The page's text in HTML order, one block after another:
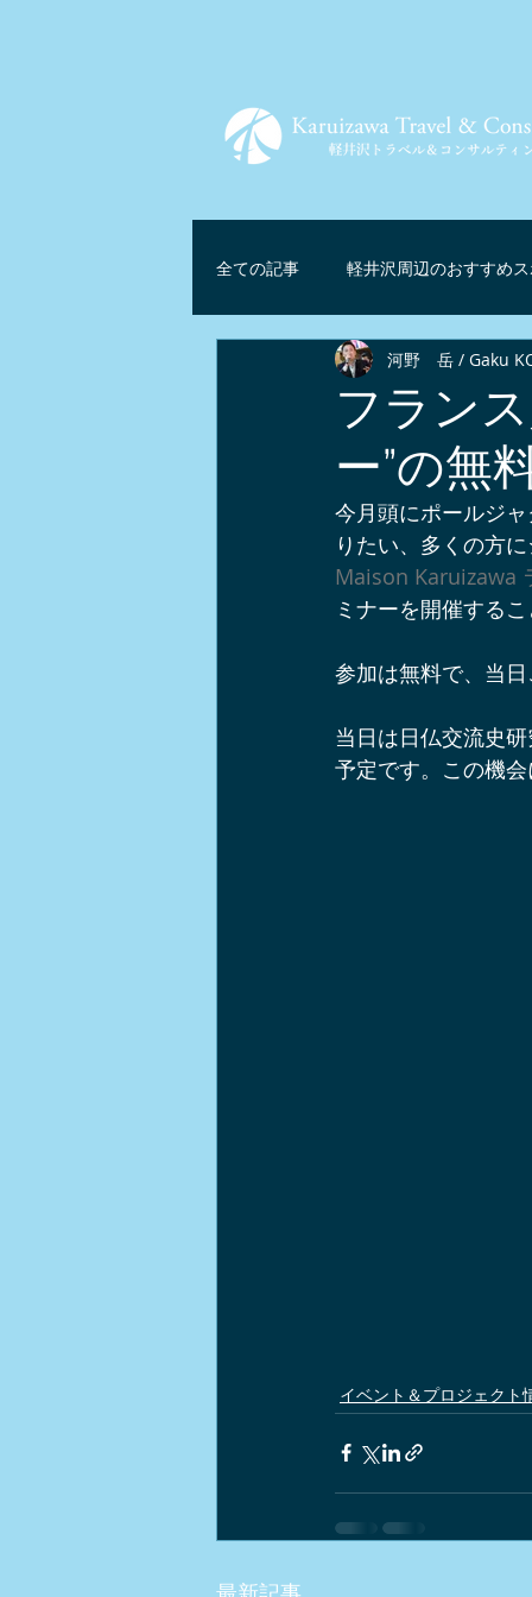
全ての記事 軽井沢周辺のおすすめ
ツアー情報 軽井沢グルメ
軽井沢リゾートテレワーク マ
軽井沢ショップ情報 軽井沢
軽井沢ワンコとお出かけスポット
フラン
ー”の無
河野 岳 / Gaku
今月頭にポールジ
りたい、多くの方
Maison Karuizawa
ミナーを開催する
参加は無料で、当
当日は日仏交流史
予定です。この機
イベント＆プロジェクト